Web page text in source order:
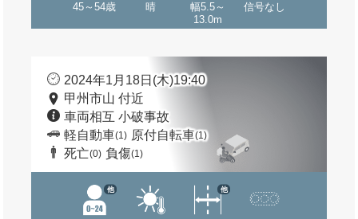
45～54歳 晴
幅5.5～
13.0m
信号なし
2024年1月18日(木)19:40
甲州市山 付近
車両相互 小破事故
軽自動車(1) 原付自転車(1)
死亡(0) 負傷(1)
他 他